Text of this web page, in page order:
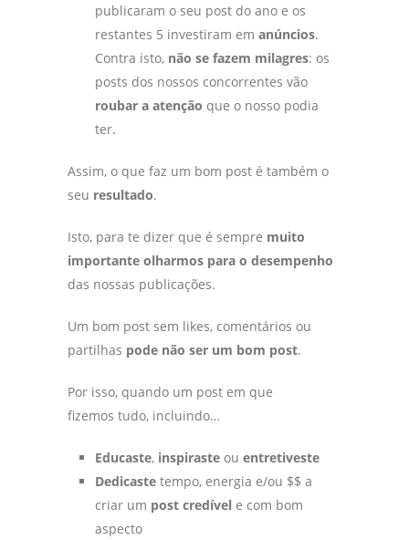
publicaram o seu post do ano e os
restantes 5 investiram em anúncios.
Contra isto, não se fazem milagres: os
posts dos nossos concorrentes vão
roubar a atenção que o nosso podia
ter.
Assim, o que faz um bom post é também o
seu resultado.
Isto, para te dizer que é sempre muito
importante olharmos para o desempenho
das nossas publicações.
Um bom post sem likes, comentários ou
partilhas pode não ser um bom post.
Por isso, quando um post em que
fizemos tudo, incluindo…
Educaste, inspiraste ou entretiveste
Dedicaste tempo, energia e/ou $$ a
criar um post credível e com bom
aspecto